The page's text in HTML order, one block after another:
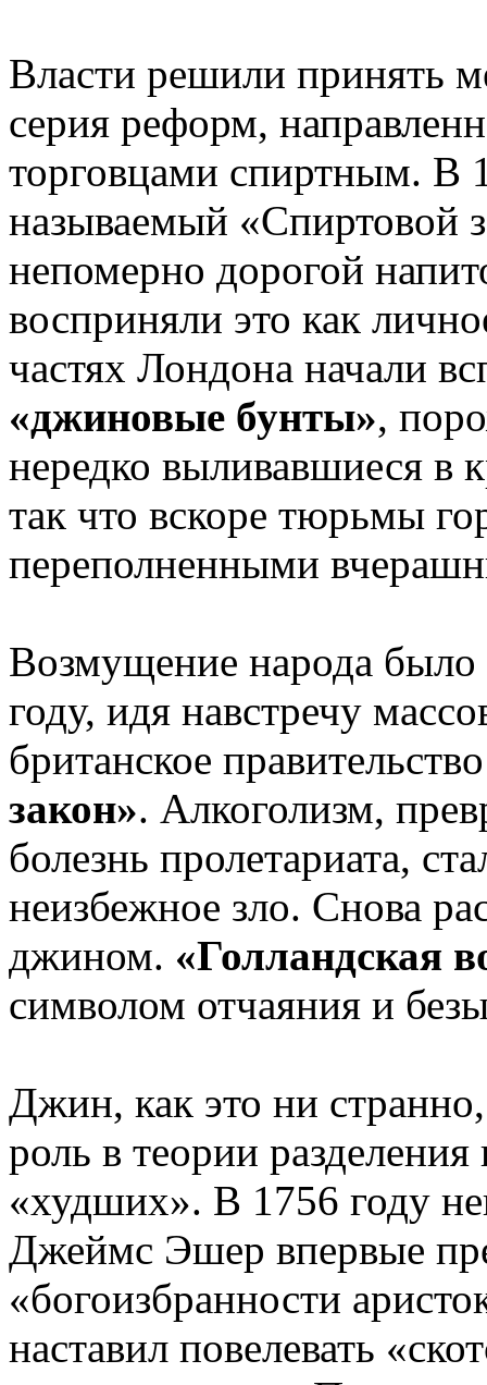
Власти решили принять
серия реформ,
торговцами спиртным. В
называемый «Спиртовой
непомерно дорогой
восприняли это как
частях Лондона начали
«джиновые бунты»,
нередко выливавшиеся в
так что вскоре тюрьмы
переполненными
Возмущение народа
году, идя навстречу
британское
закон». Алкоголизм,
болезнь пролетариата,
неизбежное зло. Снова
джином. «Голландская
символом отчаяния и
Джин, как это ни
роль в теории
«худших». В 1756 году
Джеймс Эшер впервые
«богоизбранности
наставил повелевать